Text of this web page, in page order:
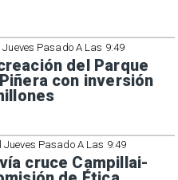
Jueves Pasado A Las 9:49
del Parque
con inversión
Jueves Pasado A Las 9:49
cruce Campillai-